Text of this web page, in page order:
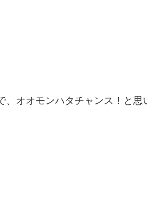
オオモンハタチャンス！と思